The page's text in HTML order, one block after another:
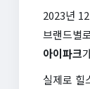
2023년
브랜드별
아이파크
실제로 힐